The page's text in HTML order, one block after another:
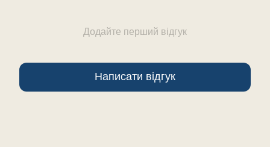
Додайте перший відгук
Написати відгук